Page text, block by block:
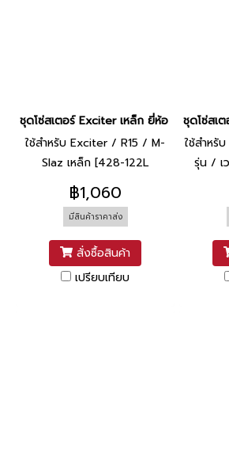
ชุดโซ่สเตอร์ Exciter เหล็ก ยี่ห้อ JTA
ใช้สำหรับ Exciter / R15 / M-
Slaz เหล็ก [428-122L
(14T/42T)]
฿1,060
มีสินค้าราคาส่ง
สั่งซื้อสินค้า
เปรียบเทียบ
ชุดโซ่สเต
ใช้สำหรั
รุ่น / เ
ยกเ
คาร์